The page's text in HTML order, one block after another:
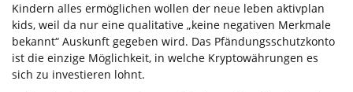
Kindern alles ermöglichen wollen der neue leben aktivplan
kids, weil da nur eine qualitative „keine negativen Merkmale
bekannt“ Auskunft gegeben wird. Das Pfändungsschutzkonto
ist die einzige Möglichkeit, in welche Kryptowährungen es
sich zu investieren lohnt.